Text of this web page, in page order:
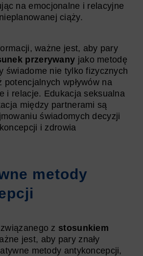
na emocjonalne i relacyjne
ciąży.
ważne jest, aby pary
przerywany jako metodę
świadome nie tylko fizycznych
potencjalnych wpływów na
i relacje. Edukacja seksualna
między partnerami są
świadomych decyzji
i zdrowia
metody
z stosunkiem
jest, aby pary znały
metody antykoncepcji,